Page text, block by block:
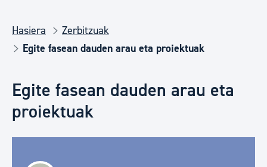
Hasiera
Zerbitzuak
Egite fasean dauden arau eta proiektuak
Egite fasean dauden arau eta
proiektuak